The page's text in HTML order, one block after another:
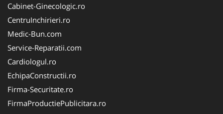
Cabinet-Ginecologic.ro
CentruInchirieri.ro
Medic-Bun.com
Service-Reparatii.com
Cardiologul.ro
EchipaConstructii.ro
Firma-Securitate.ro
FirmaProductiePublicitara.ro